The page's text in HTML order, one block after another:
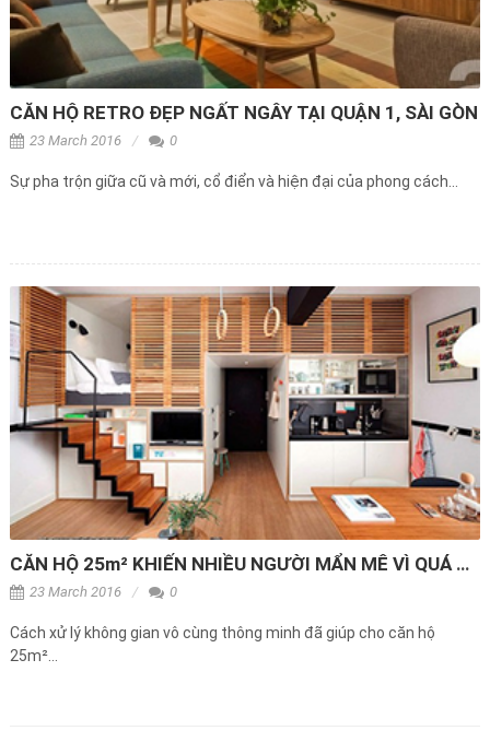
CĂN HỘ RETRO ĐẸP NGẤT NGÂY TẠI QUẬN 1, SÀI GÒN
23 March 2016 0
Sự pha trộn giữa cũ và mới, cổ điển và hiện đại của phong cách...
CĂN HỘ 25m² KHIẾN NHIỀU NGƯỜI MẨN MÊ VÌ QUÁ ĐẸP, ẤN TƯỢNG
23 March 2016 0
Cách xử lý không gian vô cùng thông minh đã giúp cho căn hộ
25m²...